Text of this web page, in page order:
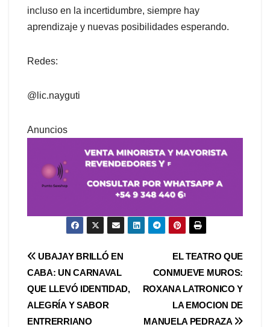
incluso en la incertidumbre, siempre hay
aprendizaje y nuevas posibilidades esperando.
Redes:
@lic.nayguti
Anuncios
Navegación
de
entradas
EL TEATRO QUE
CONMUEVE MUROS:
ROXANA LATRONICO Y
LA EMOCION DE
MANUELA PEDRAZA
UBAJAY BRILLÓ EN
CABA: UN CARNAVAL
QUE LLEVÓ IDENTIDAD,
ALEGRÍA Y SABOR
ENTRERRIANO